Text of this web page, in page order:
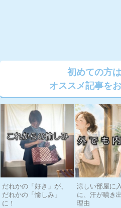
初めての方
オススメ記事を
だれかの「好き」が、
だれかの「愉しみ」
に！
涼しい部屋に
に、汗が噴き
理由